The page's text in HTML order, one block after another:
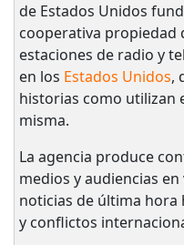
de Estados Unidos
cooperativa propiedad
estaciones de radio y
en los Estados Unidos,
historias como utilizan
misma.
La agencia produce
medios y audiencias
noticias de última hora
y conflictos